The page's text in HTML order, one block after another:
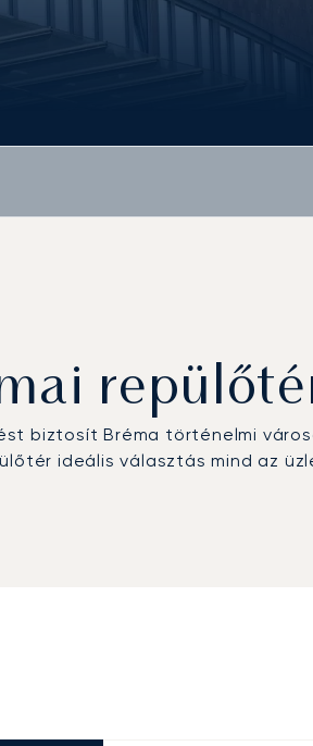
biztosít Bréma történelmi
ideális választás mind az